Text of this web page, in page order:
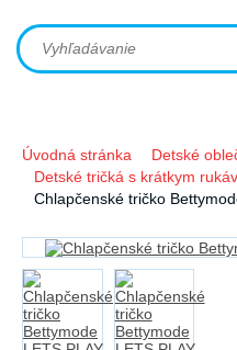
Úvodná stránka Detské
Detské tričká s krátkym
Chlapčenské tričko